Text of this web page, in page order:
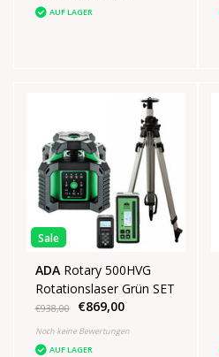
AUF LAGER
Sale
ADA Rotary 500HVG
Rotationslaser Grün SET
€938,00 €869,00
Noch keine Bewertungen
AUF LAGER